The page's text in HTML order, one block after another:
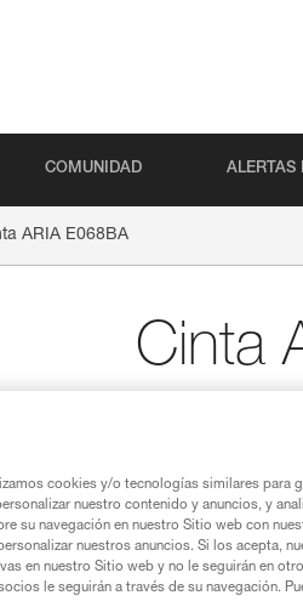
COMUNIDAD ALERTAS
ARIA E068BA
Cinta
Cinta de
Cinta de recambio
Buscar un punto de
cookies y/o tecnologías similares para
nuestro contenido y anuncios, y
su navegación en nuestro Sitio web con
nuestros anuncios. Si los acepta,
en nuestro Sitio web y no le seguirán en
le seguirán a través de su navegación.